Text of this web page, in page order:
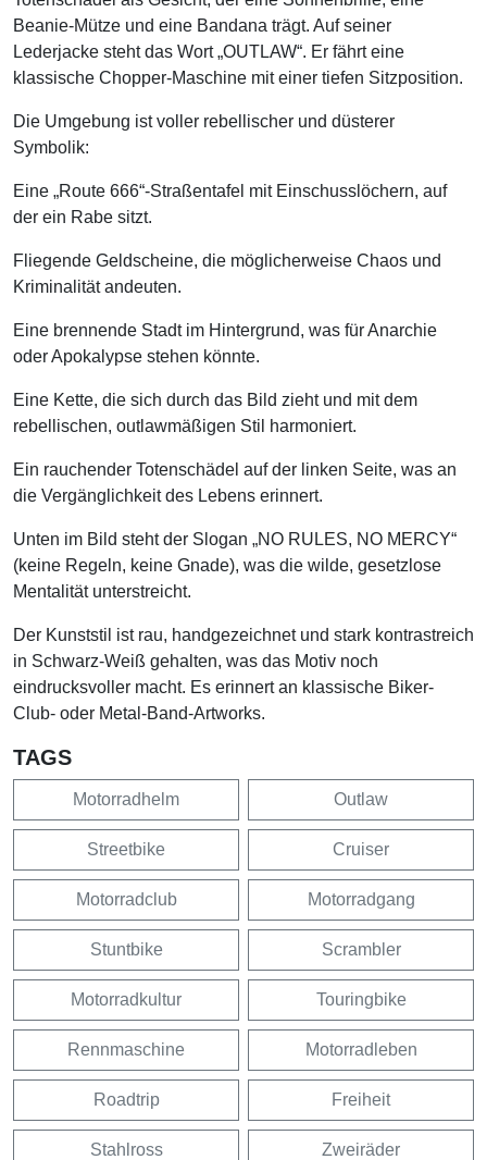
Beanie-Mütze und eine Bandana trägt. Auf seiner
Lederjacke steht das Wort „OUTLAW“. Er fährt eine
klassische Chopper-Maschine mit einer tiefen Sitzposition.
Die Umgebung ist voller rebellischer und düsterer
Symbolik:
Eine „Route 666“-Straßentafel mit Einschusslöchern, auf
der ein Rabe sitzt.
Fliegende Geldscheine, die möglicherweise Chaos und
Kriminalität andeuten.
Eine brennende Stadt im Hintergrund, was für Anarchie
oder Apokalypse stehen könnte.
Eine Kette, die sich durch das Bild zieht und mit dem
rebellischen, outlawmäßigen Stil harmoniert.
Ein rauchender Totenschädel auf der linken Seite, was an
die Vergänglichkeit des Lebens erinnert.
Unten im Bild steht der Slogan „NO RULES, NO MERCY“
(keine Regeln, keine Gnade), was die wilde, gesetzlose
Mentalität unterstreicht.
Der Kunststil ist rau, handgezeichnet und stark kontrastreich
in Schwarz-Weiß gehalten, was das Motiv noch
eindrucksvoller macht. Es erinnert an klassische Biker-
Club- oder Metal-Band-Artworks.
TAGS
Motorradhelm Outlaw
Streetbike Cruiser
Motorradclub Motorradgang
Stuntbike Scrambler
Motorradkultur Touringbike
Rennmaschine Motorradleben
Roadtrip Freiheit
Stahlross Zweiräder